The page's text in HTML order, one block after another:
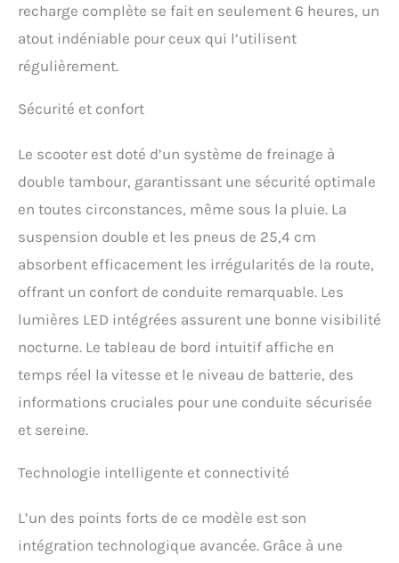
complètement les
paramètres tels que les
changements de vitesse,
défaillance et la santé de
la batterie. Vous pouvez
voir la vitesse, le mode et
la batterie sur l'écran LCD
Service après-vente gratuit
Nous avons une équipe de
service après-vente forte,
où que vous soyez, nous
pouvons résoudre vos
opportun et de manière
réfléchie. Nous avons des
électriques en Europe,
recharge complète se fait en seulement 6 heures, un
atout indéniable pour ceux qui l’utilisent
régulièrement.
Sécurité et confort
Le scooter est doté d’un système de freinage à
double tambour, garantissant une sécurité optimale
en toutes circonstances, même sous la pluie. La
suspension double et les pneus de 25,4 cm
absorbent efficacement les irrégularités de la route,
offrant un confort de conduite remarquable. Les
lumières LED intégrées assurent une bonne visibilité
nocturne. Le tableau de bord intuitif affiche en
temps réel la vitesse et le niveau de batterie, des
informations cruciales pour une conduite sécurisée
et sereine.
Technologie intelligente et connectivité
L’un des points forts de ce modèle est son
intégration technologique avancée. Grâce à une